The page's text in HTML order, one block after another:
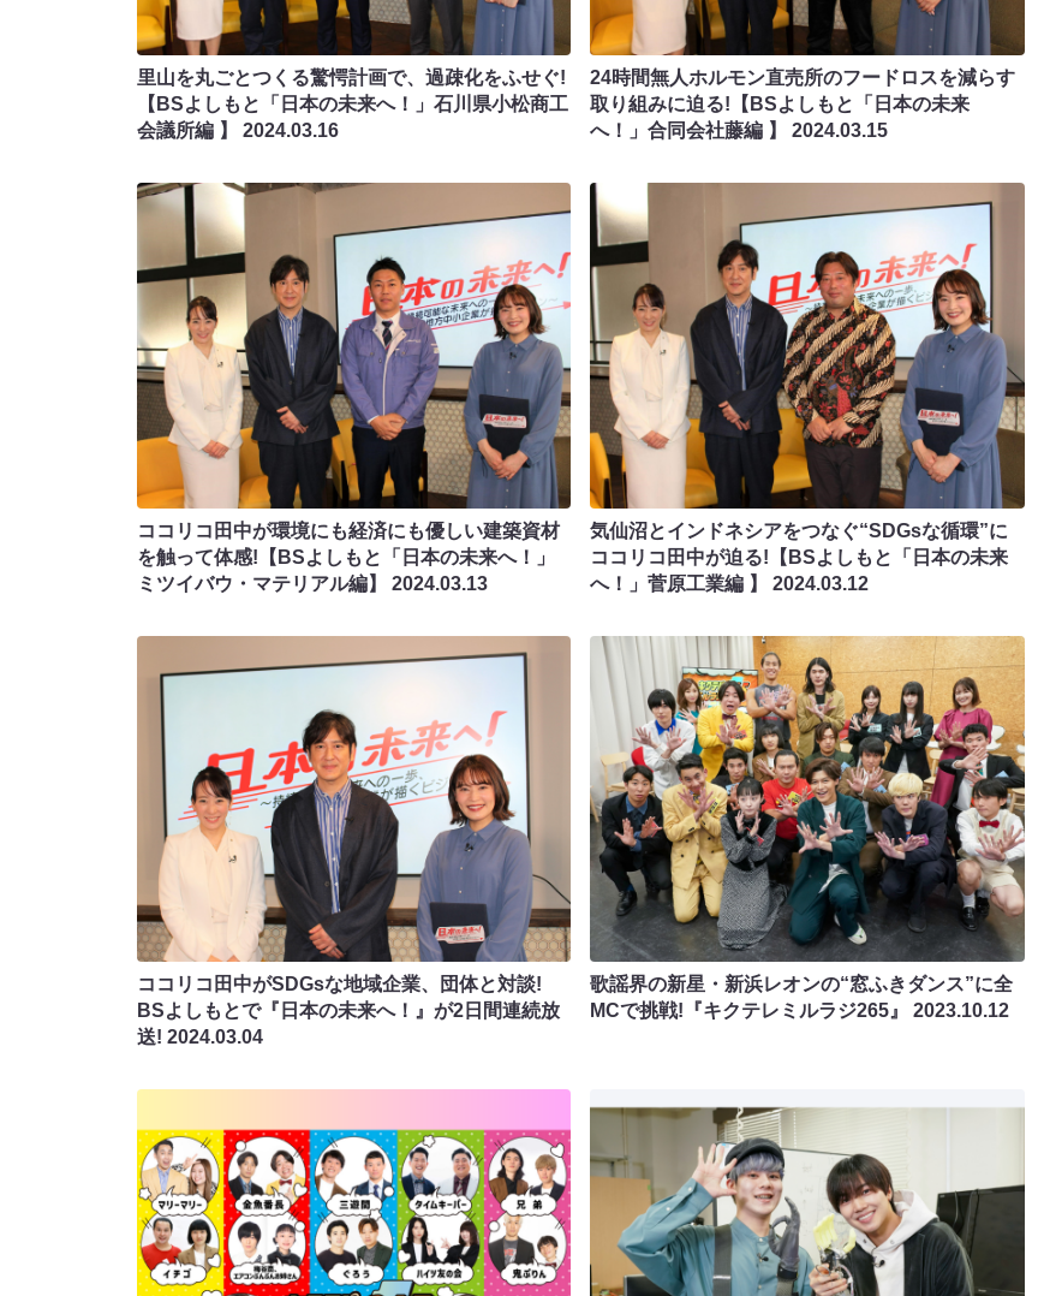
里山を丸ごとつくる驚愕計画で、過疎化をふせぐ!
【BSよしもと「日本の未来へ！」石川県小松商工
会議所編 】 2024.03.16
24時間無人ホルモン直売所のフードロスを減らす
取り組みに迫る!【BSよしもと「日本の未来
へ！」合同会社藤編 】2024.03.15
ココリコ田中が環境にも経済にも優しい建築資材
を触って体感!【BSよしもと「日本の未来へ！」
ミツイバウ・マテリアル編】 2024.03.13
気仙沼とインドネシアをつなぐ“SDGsな循環”に
ココリコ田中が迫る!【BSよしもと「日本の未来
へ！」菅原工業編 】2024.03.12
ココリコ田中がSDGsな地域企業、団体と対談!
BSよしもとで『日本の未来へ！』が2日間連続放
送! 2024.03.04
歌謡界の新星・新浜レオンの“窓ふきダンス”に全
MCで挑戦!『キクテレミルラジ265』2023.10.12